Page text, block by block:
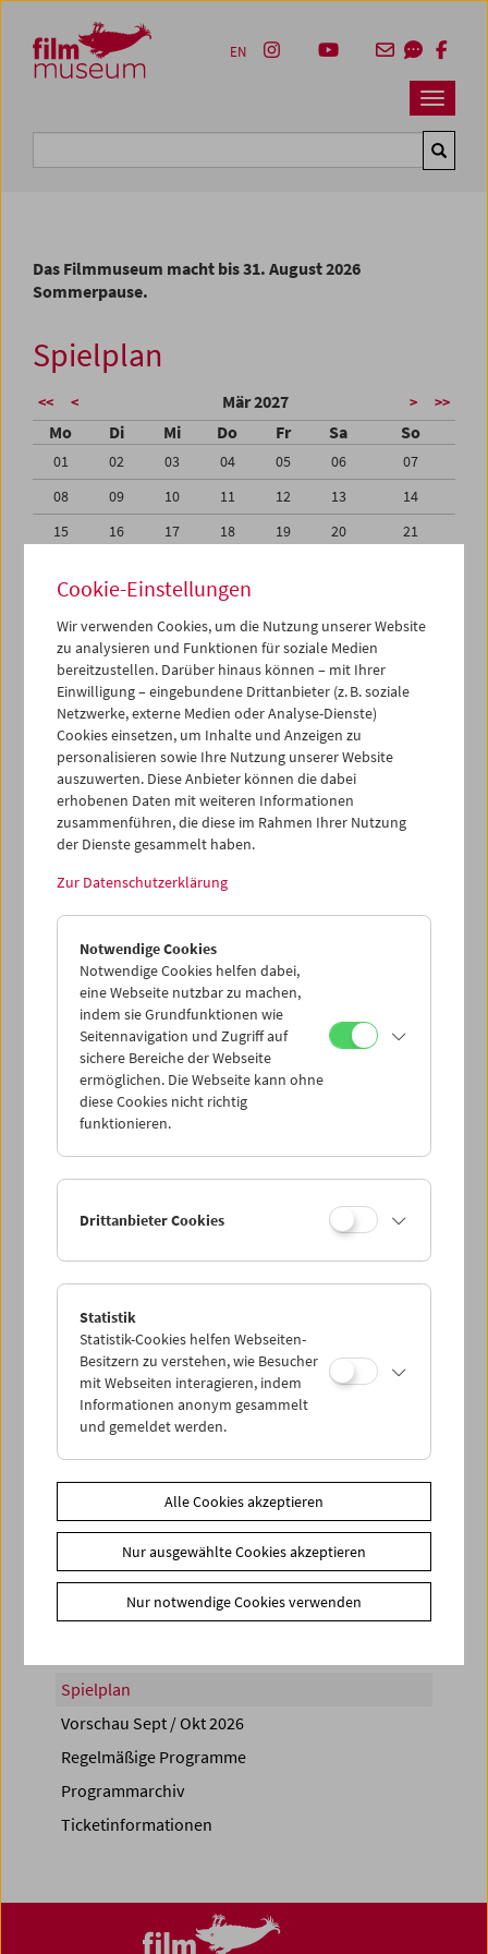
Zum Inhalt
Zum Hauptmenü
Zur Servicenavigation
Zum Suche
Navbar
EN
Das Filmmuseum macht bis 31. August 2026
Sommerpause.
Spielplan
<< < Mär 2027 > >>
Mo Di Mi Do Fr Sa So
01 02 03 04 05 06
07
08
09 10 11 12 13
14
15
16 17 18 19 20
21
29
30 31 01
05
06 07 08 09 10 11
iCalender
Programmheft-PDF
English language or subtitles
< Vorherige Woche
Mo 22.3.
Di 23.3.
Mi 24.3.
Do 25.3.
So 28.3.
PROGRAMM ÜBERBLICK
Spielplan
Vorschau Sept / Okt 2026
Regelmäßige Programme
Programmarchiv
Ticketinformationen
Cookie-Einstellungen
Wir verwenden Cookies, um die Nutzung unserer Website
zu analysieren und Funktionen für soziale Medien
bereitzustellen. Darüber hinaus können – mit Ihrer
Einwilligung – eingebundene Drittanbieter (z. B. soziale
Netzwerke, externe Medien oder Analyse-Dienste)
Cookies einsetzen, um Inhalte und Anzeigen zu
personalisieren sowie Ihre Nutzung unserer Website
auszuwerten. Diese Anbieter können die dabei
erhobenen Daten mit weiteren Informationen
zusammenführen, die diese im Rahmen Ihrer Nutzung
der Dienste gesammelt haben.
Zur Datenschutzerklärung
Notwendige Cookies
Notwendige Cookies helfen dabei,
eine Webseite nutzbar zu machen,
indem sie Grundfunktionen wie
Seitennavigation und Zugriff auf
sichere Bereiche der Webseite
ermöglichen. Die Webseite kann ohne
diese Cookies nicht richtig
funktionieren.
Drittanbieter Cookies
Statistik
Statistik-Cookies helfen Webseiten-
Besitzern zu verstehen, wie Besucher
mit Webseiten interagieren, indem
Informationen anonym gesammelt
und gemeldet werden.
Alle Cookies akzeptieren
Nur ausgewählte Cookies akzeptieren
Nur notwendige Cookies verwenden